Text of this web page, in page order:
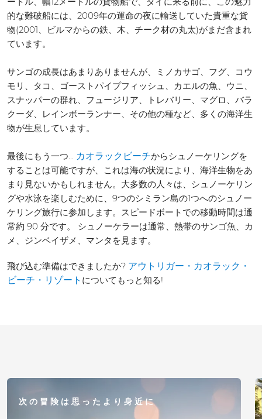
的な難破船には、2009年の運命の夜に輸送していた貴重な貨
物(2001、ビルマからの鉄、木、チーク材の丸太)がまだ含まれ
ています。
サンゴの成長はあまりありませんが、ミノカサゴ、フグ、コウ
モリ、タコ、ゴーストパイプフィッシュ、カエルの魚、ウニ、
スナッパーの群れ、フュージリア、トレバリー、マグロ、バラ
クーダ、レインボーランナー、その他の種など、多くの海洋生
物が生息しています。
最後にもう一つ... カオラックビーチからシュノーケリングを
することは可能ですが、これは海の状況により、海洋生物をあ
まり見ないかもしれません。大多数の人々は、シュノーケリン
グや水泳を楽しむために、9つのシミラン島の1つへのシュノー
ケリング旅行に参加します。スピードボートでの移動時間は通
常約 90 分です。 シュノーケラーは通常、熱帯のサンゴ魚、カ
メ、ジンベイザメ、マンタを見ます。
飛び込む準備はできましたか? アウトリガー・カオラック・
ビーチ・リゾート についてもっと知る!
次の冒険は思ったより身近に